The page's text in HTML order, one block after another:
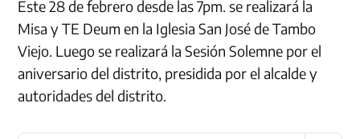
Este 28 de febrero desde las 7pm. se realizará la
Misa y TE Deum en la Iglesia San José de Tambo
Viejo. Luego se realizará la Sesión Solemne por el
aniversario del distrito, presidida por el alcalde y
autoridades del distrito.